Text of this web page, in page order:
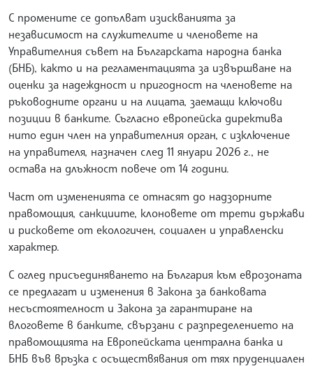
С промените се допълват изискванията за
независимост на служителите и членовете на
Управителния съвет на Българската народна банка
(БНБ), както и на регламентацията за извършване на
оценки за надеждност и пригодност на членовете на
ръководните органи и на лицата, заемащи ключови
позиции в банките. Съгласно европейска директива
нито един член на управителния орган, с изключение
на управителя, назначен след 11 януари 2026 г., не
остава на длъжност повече от 14 години.
Част от измененията се отнасят до надзорните
правомощия, санкциите, клоновете от трети държави
и рисковете от екологичен, социален и управленски
характер.
С оглед присъединяването на България към еврозоната
се предлагат и изменения в Закона за банковата
несъстоятелност и Закона за гарантиране на
влоговете в банките, свързани с разпределението на
правомощията на Европейската централна банка и
БНБ във връзка с осъществявания от тях пруденциален